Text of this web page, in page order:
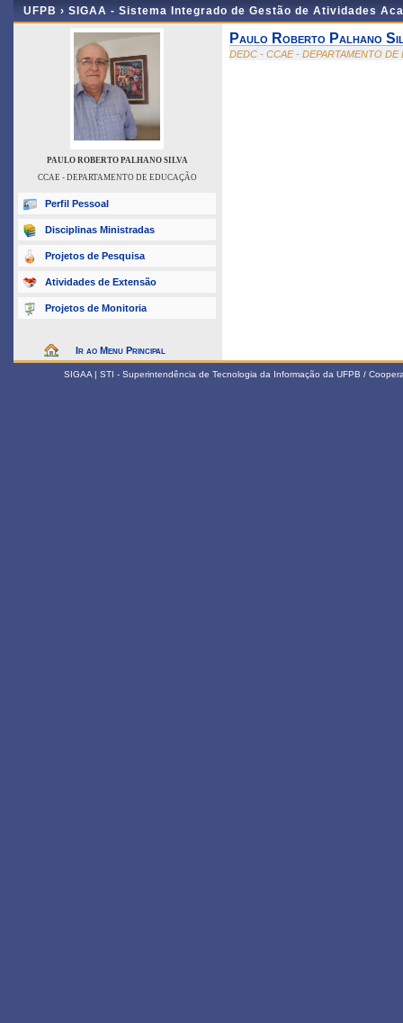
UFPB › SIGAA - Sistema Integrado de Gestão de Atividades
PAULO ROBERTO PALHANO SILVA
CCAE - DEPARTAMENTO DE EDUCAÇÃO
Perfil Pessoal
Disciplinas Ministradas
Projetos de Pesquisa
Atividades de Extensão
Projetos de Monitoria
Ir ao Menu Principal
Paulo Roberto Palhano
DEDC - CCAE - DEPARTAMENTO DE
SIGAA | STI - Superintendência de Tecnologia da Informação da UFPB /